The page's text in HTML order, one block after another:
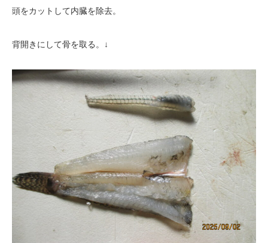
頭をカットして内臓を除去。
背開きにして骨を取る。↓